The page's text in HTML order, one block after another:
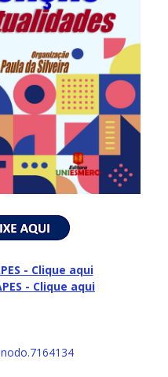
- Clique aqui
- Clique aqui